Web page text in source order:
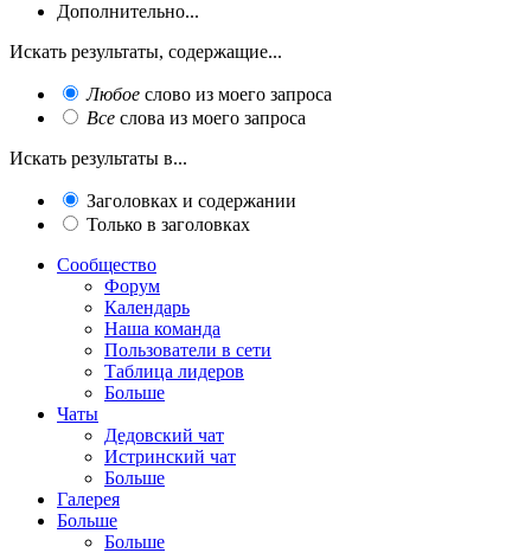
Дополнительно...
Искать результаты, содержащие...
Любое слово из моего запроса
Все слова из моего запроса
Искать результаты в...
Заголовках и содержании
Только в заголовках
Сообщество
Форум
Календарь
Наша команда
Пользователи в сети
Таблица лидеров
Больше
Чаты
Дедовский чат
Истринский чат
Больше
Галерея
Больше
Больше